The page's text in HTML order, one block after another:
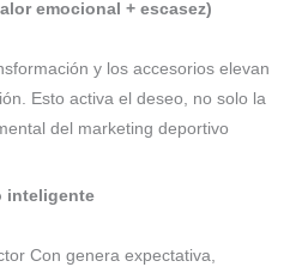
emocional + escasez)
y los accesorios elevan
Esto activa el deseo, no solo la
del marketing deportivo
inteligente
Con genera expectativa,